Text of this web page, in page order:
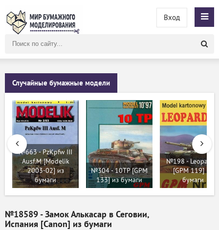
сайту
Вход
Случайные бумажные модели
№663 - PzKpfw III
Ausf.M [Modelik
2003-02] из
бумаги
№304 - 10TP [GPM
133] из бумаги
№198 - Leopard
[GPM 119] из
бумаги
№18589 - Замок Алькасар в Сеговии,
Испания [Canon] из бумаги